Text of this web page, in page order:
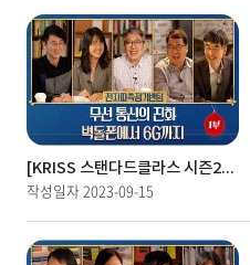
[KRISS 스탠다드클라스 시즌2] 제3화 1부 전자파측정기반팀 편/벽돌폰 쓰던 내가 6G? 무선 통신을 알아보자!
작성일자2023-09-15